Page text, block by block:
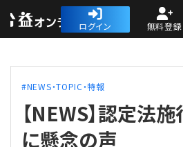
ログイン 無料登録
NEWS・TOPIC・特報
【NEWS】認定法
に懸念の声